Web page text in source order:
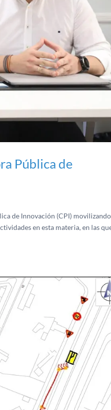
Pública de
de Innovación (CPI)
en esta materia, en las